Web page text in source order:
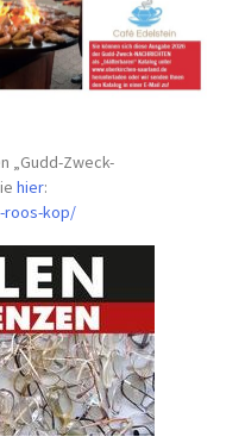
„Gudd-Zweck-
hier:
roos-kop/